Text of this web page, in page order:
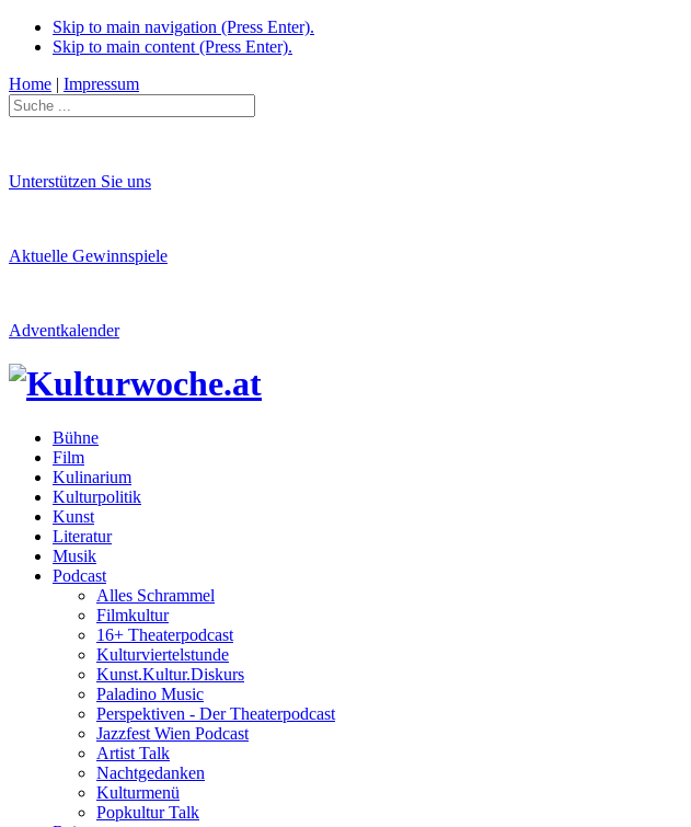
Skip to main navigation (Press Enter).
Skip to main content (Press Enter).
Home | Impressum
Unterstützen Sie uns
Aktuelle Gewinnspiele
Adventkalender
Bühne
Film
Kulinarium
Kulturpolitik
Kunst
Literatur
Musik
Podcast
Alles Schrammel
Filmkultur
16+ Theaterpodcast
Kulturviertelstunde
Kunst.Kultur.Diskurs
Paladino Music
Perspektiven - Der Theaterpodcast
Jazzfest Wien Podcast
Artist Talk
Nachtgedanken
Kulturmenü
Popkultur Talk